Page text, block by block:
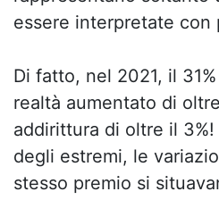
essere interpretate con
Di fatto, nel 2021, il
realtà aumentato di
addirittura di oltre il
degli estremi, le
stesso premio si